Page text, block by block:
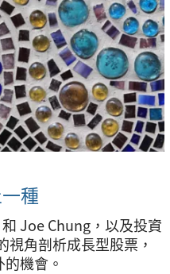
種
Joe Chung，以及投資
視角剖析成長型股票，
機會。